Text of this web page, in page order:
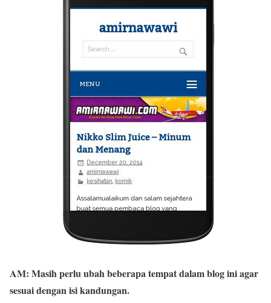
AM: Masih perlu ubah beberapa tempat dalam blog ini agar
sesuai dengan isi kandungan.